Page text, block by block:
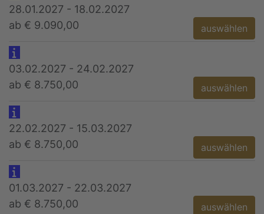
28.01.2027 - 18.02.2027
ab € 9.090,00
auswählen
03.02.2027 - 24.02.2027
ab € 8.750,00
auswählen
22.02.2027 - 15.03.2027
ab € 8.750,00
auswählen
01.03.2027 - 22.03.2027
ab € 8.750,00
auswählen